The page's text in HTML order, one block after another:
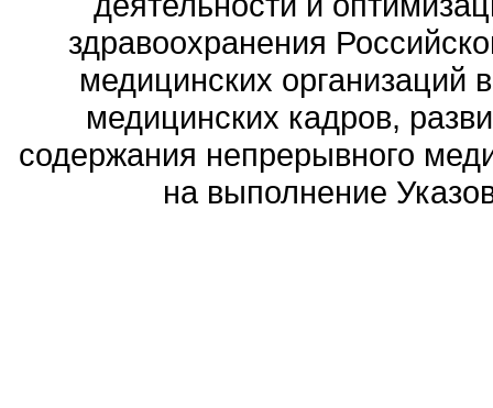
здравоохранения
медицинских
медицинских кадров,
содержания непрерывного
на выполнение